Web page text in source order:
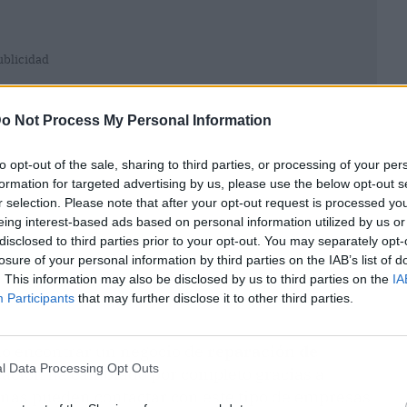
Not Process My Personal Information
opt-out of the sale, sharing to third parties, or processing of your
for targeted advertising by us, please use the below opt-out
selection. Please note that after your opt-out request is processed
interest-based ads based on personal information utilized by us
to third parties prior to your opt-out. You may separately
of your personal information by third parties on the IAB’s list of
This information may also be disclosed by us to third parties on the
Participants that may further disclose it to other third parties.
Data Processing Opt Outs
encontrar un negocio de
ha cambiado por completo gracias a
pueden contactar con este tipo de empresas